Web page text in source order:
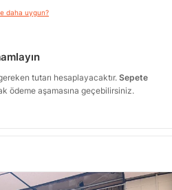
daha uygun?
tutarı hesaplayacaktır. Sepete
ödeme aşamasına geçebilirsiniz.